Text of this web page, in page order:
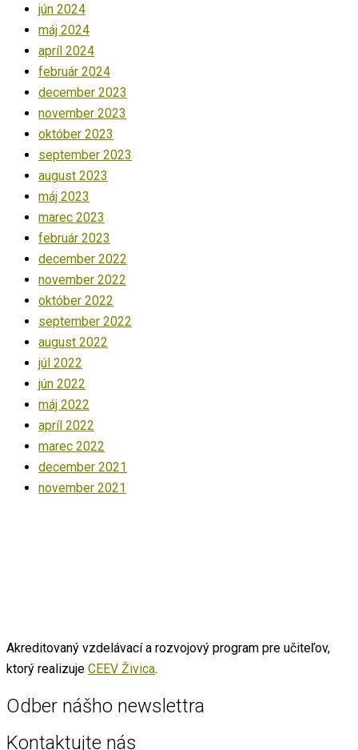
jún 2024
máj 2024
apríl 2024
február 2024
december 2023
november 2023
október 2023
september 2023
august 2023
máj 2023
marec 2023
február 2023
december 2022
november 2022
október 2022
september 2022
august 2022
júl 2022
jún 2022
máj 2022
apríl 2022
marec 2022
december 2021
november 2021
Akreditovaný vzdelávací a rozvojový program pre učiteľov,
ktorý realizuje CEEV Živica.
Odber nášho newslettra
Kontaktujte nás